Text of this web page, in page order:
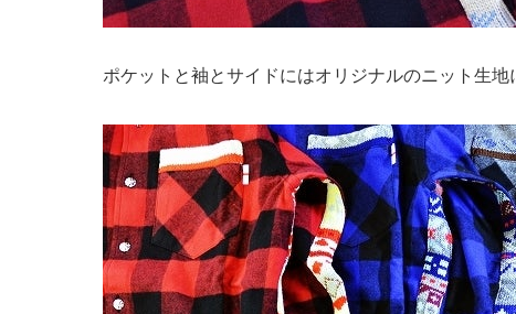
ポケットと袖とサイドにはオリジナルのニット生地